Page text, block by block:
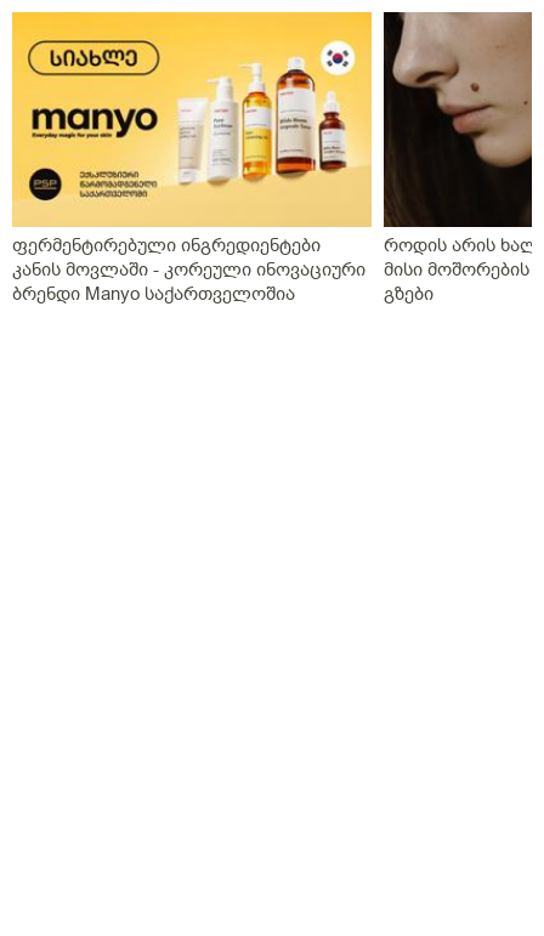
ფერმენტირებული ინგრედიენტები
კანის მოვლაში - კორეული ინოვაციური
ბრენდი Manyo საქართველოშია
როდის არის
მისი მოშორების
გზები